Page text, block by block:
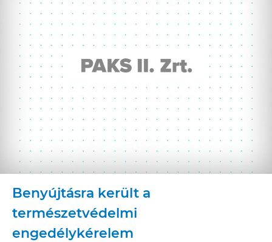
Benyújtásra került a
természetvédelmi
engedélykérelem